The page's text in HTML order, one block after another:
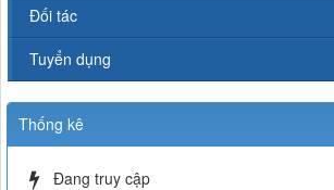
Đối tác
Tuyển dụng
Thống kê
Đang truy cập